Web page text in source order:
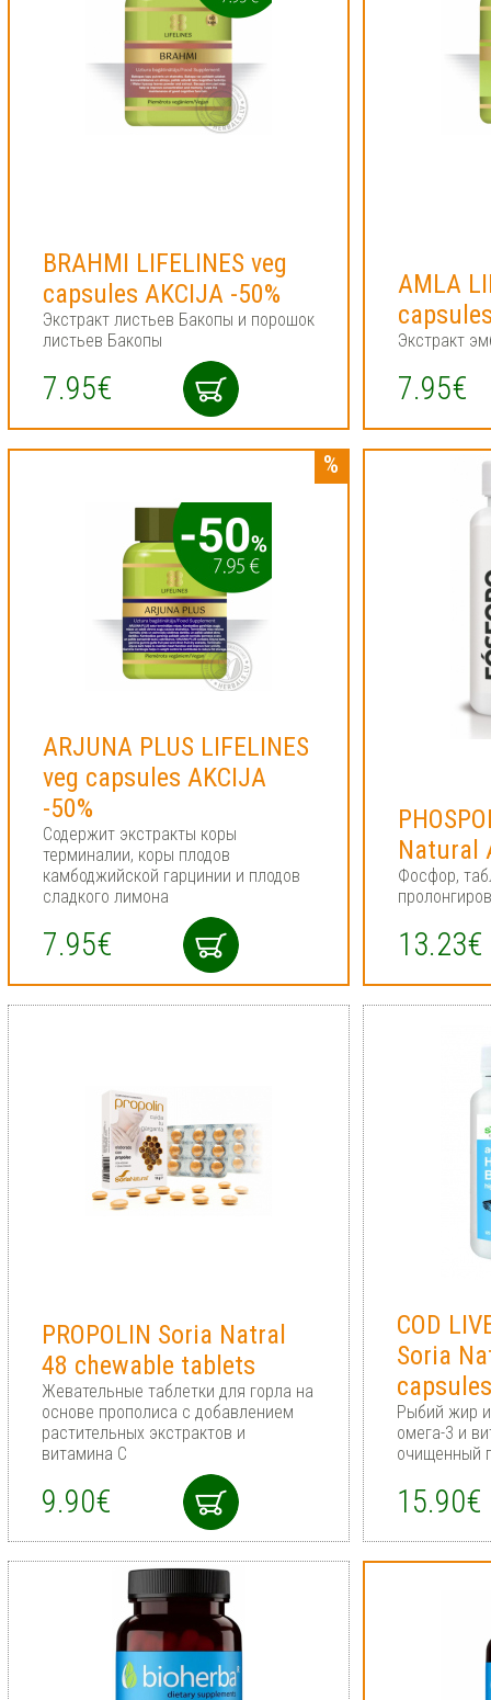
BRAHMI LIFELINES veg
capsules AKCIJA -50%
Экстракт листьев Бакопы и порошок
листьев Бакопы
7.95€
AMLA
Экстракт
7.95€
ARJUNA PLUS LIFELINES
veg capsules AKCIJA
-50%
Содержит экстракты коры
терминалии, коры плодов
камбоджийской гарцинии и плодов
сладкого лимона
7.95€
Natural
Фосфор,
13.23€
PROPOLIN Soria Natral
48 chewable tablets
Жевательные таблетки для горла на
основе прополиса с добавлением
растительных экстрактов и
витамина C
9.90€
COD
Soria
Рыбий жир
омега-3 и
очищенный
15.90€